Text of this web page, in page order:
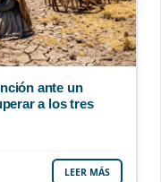
ante un
a los tres
LEER MÁS